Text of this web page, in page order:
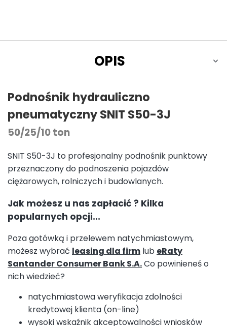
OPIS
Podnośnik hydrauliczno
pneumatyczny SNIT S50-3J
50/25/10 ton
SNIT S50-3J to profesjonalny podnośnik punktowy
przeznaczony do podnoszenia pojazdów
ciężarowych, rolniczych i budowlanych.
Jak możesz u nas zapłacić ? Kilka
popularnych opcji...
Poza gotówką i przelewem natychmiastowym,
możesz wybrać leasing dla firm lub eRaty
Santander Consumer Bank S.A.Co powinieneś o
nich wiedzieć?
natychmiastowa weryfikacja zdolności
kredytowej klienta (on-line)
wysoki wskaźnik akceptowalności wniosków